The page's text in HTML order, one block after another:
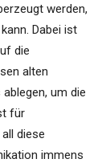
werden,
Dabei ist
die
alten
um die
für
diese
immens